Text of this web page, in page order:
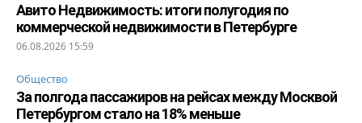
Авито Недвижимость: итоги полугодия по
коммерческой недвижимости в Петербурге
06.08.2026 15:59
Общество
За полгода пассажиров на рейсах между Москвой
Петербургом стало на 18% меньше